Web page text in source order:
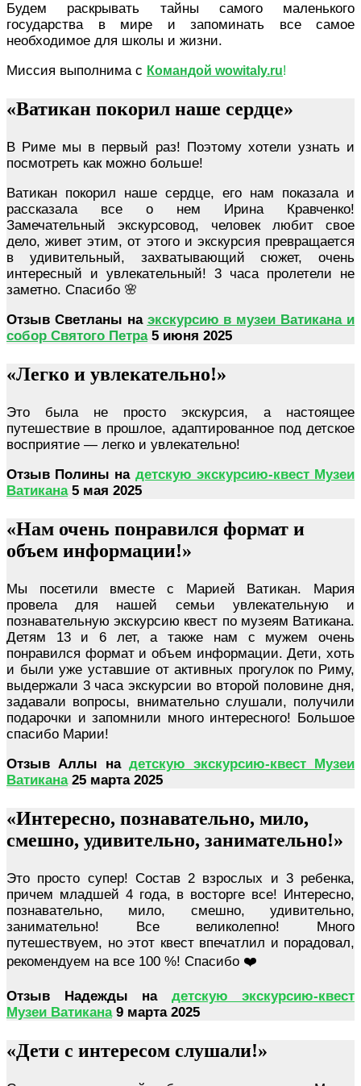
Будем раскрывать тайны самого маленького
государства в мире и запоминать все самое
необходимое для школы и жизни.
Миссия выполнима с Командой wowitaly.ru!
«Ватикан покорил наше сердце»
В Риме мы в первый раз! Поэтому хотели узнать и
посмотреть как можно больше!
Ватикан покорил наше сердце, его нам показала и
рассказала все о нем Ирина Кравченко!
Замечательный экскурсовод, человек любит свое
дело, живет этим, от этого и экскурсия превращается
в удивительный, захватывающий сюжет, очень
интересный и увлекательный! 3 часа пролетели не
заметно. Спасибо 🌸
Отзыв Светланы на экскурсию в музеи Ватикана и
собор Святого Петра5 июня 2025
«Легко и увлекательно!»
Это была не просто экскурсия, а настоящее
путешествие в прошлое, адаптированное под детское
восприятие — легко и увлекательно!
Отзыв Полины на детскую экскурсию-квест Музеи
Ватикана5 мая 2025
«Нам очень понравился формат и
объем информации!»
Мы посетили вместе с Марией Ватикан. Мария
провела для нашей семьи увлекательную и
познавательную экскурсию квест по музеям Ватикана.
Детям 13 и 6 лет, а также нам с мужем очень
понравился формат и объем информации. Дети, хоть
и были уже уставшие от активных прогулок по Риму,
выдержали 3 часа экскурсии во второй половине дня,
задавали вопросы, внимательно слушали, получили
подарочки и запомнили много интересного! Большое
спасибо Марии!
Отзыв Аллы на детскую экскурсию-квест Музеи
Ватикана25 марта 2025
«Интересно, познавательно, мило,
смешно, удивительно, занимательно!»
Это просто супер! Состав 2 взрослых и 3 ребенка,
причем младшей 4 года, в восторге все! Интересно,
познавательно, мило, смешно, удивительно,
занимательно! Все великолепно! Много
путешествуем, но этот квест впечатлил и порадовал,
рекомендуем на все 100 %! Спасибо ❤️
Отзыв Надежды на детскую экскурсию-квест
Музеи Ватикана9 марта 2025
«Дети с интересом слушали!»